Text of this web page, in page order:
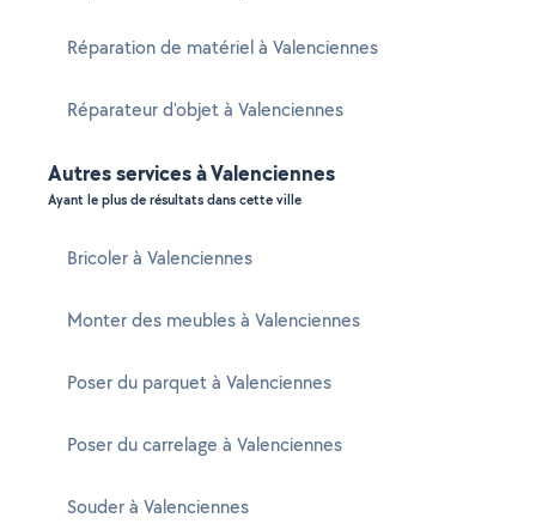
Réparation de matériel à Valenciennes
Réparateur d'objet à Valenciennes
Autres services à Valenciennes
Ayant le plus de résultats dans cette ville
Bricoler à Valenciennes
Monter des meubles à Valenciennes
Poser du parquet à Valenciennes
Poser du carrelage à Valenciennes
Souder à Valenciennes